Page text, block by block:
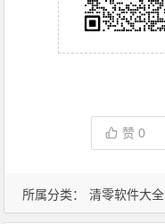
所属分类： 清零软件大全
赞0